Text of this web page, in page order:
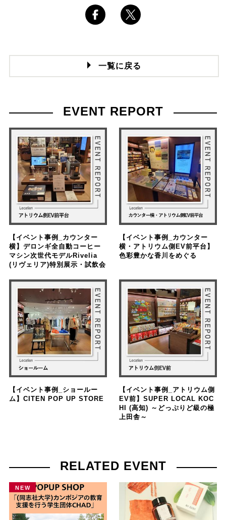
一覧に戻る
EVENT REPORT
【イベント事例_カウンター
横】デロンギ全自動コーヒー
マシン次世代モデルRivelia
(リヴェリア)特別展示・試飲会
【イベント事例_カウンター
横・アトリウム側EV前平台】
色彩豊かな香川をめぐる
【イベント事例_ショールー
ム】CITEN POP UP STORE
【イベント事例_アトリウム側
EV前】SUPER LOCAL KOC
HI (高知) ～どっぷりど級の極
上田舎～
RELATED EVENT
NEW